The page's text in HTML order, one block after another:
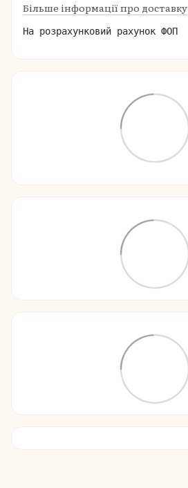
Більше інформації про доставку
На розрахунковий рахунок ФОП